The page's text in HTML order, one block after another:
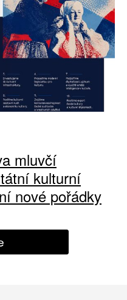
mluvčí
kulturní
nové pořádky